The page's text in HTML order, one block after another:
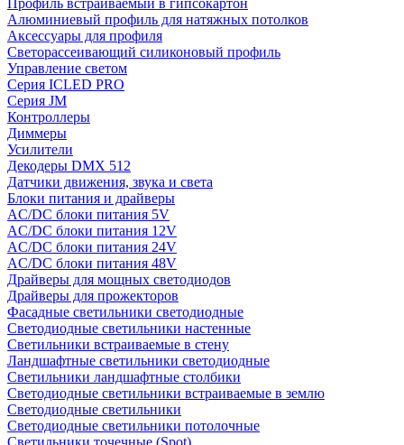
Профиль встраиваемый в гипсокартон
Алюминиевый профиль для натяжных потолков
Аксессуары для профиля
Светорассеивающий силиконовый профиль
Управление светом
Серия ICLED PRO
Серия JM
Контроллеры
Диммеры
Усилители
Декодеры DMX 512
Датчики движения, звука и света
Блоки питания и драйверы
AC/DC блоки питания 5V
AC/DC блоки питания 12V
AC/DC блоки питания 24V
AC/DC блоки питания 48V
Драйверы для мощных светодиодов
Драйверы для прожекторов
Фасадные светильники светодиодные
Светодиодные светильники настенные
Светильники встраиваемые в стену
Ландшафтные светильники светодиодные
Светильники ландшафтные столбики
Светодиодные светильники встраиваемые в землю
Светодиодные светильники
Светодиодные светильники потолочные
Светильники точечные (Spot)